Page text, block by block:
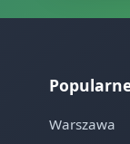
Warszawa